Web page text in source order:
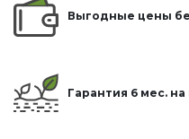
Выгодные цены
Гарантия 6 мес.